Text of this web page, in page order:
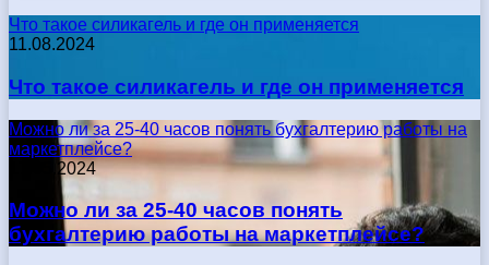
Что такое силикагель и где он применяется
11.08.2024
Что такое силикагель и где он применяется
Можно ли за 25-40 часов понять бухгалтерию работы на
маркетплейсе?
17.05.2024
Можно ли за 25-40 часов понять
бухгалтерию работы на маркетплейсе?